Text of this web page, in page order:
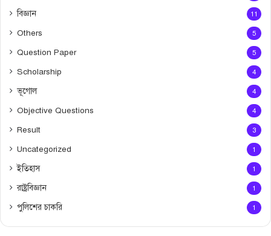
বিজ্ঞান 11
Others 5
Question Paper 5
Scholarship 4
ভূগোল 4
Objective Questions 4
Result 3
Uncategorized 1
ইতিহাস 1
রাষ্ট্রবিজ্ঞান 1
পুলিশের চাকরি 1